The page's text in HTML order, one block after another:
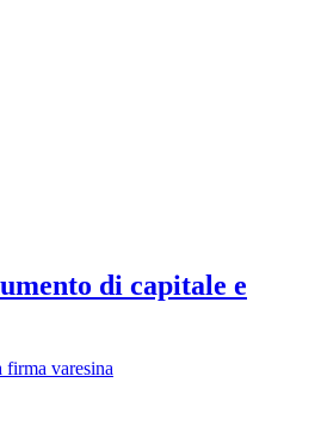
di capitale e
varesina